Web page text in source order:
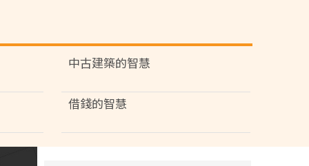
中古建築的智慧
借錢的智慧